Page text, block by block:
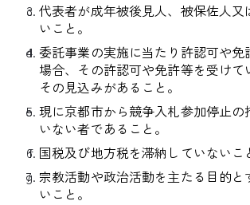
代表者が成年被後見人、被保佐人又
いこと。
委託事業の実施に当たり許認可や免
場合、その許認可や免許等を受けて
その見込みがあること。
現に京都市から競争入札参加停止の
いない者であること。
国税及び地方税を滞納していないこ
宗教活動や政治活動を主たる目的と
いこと。